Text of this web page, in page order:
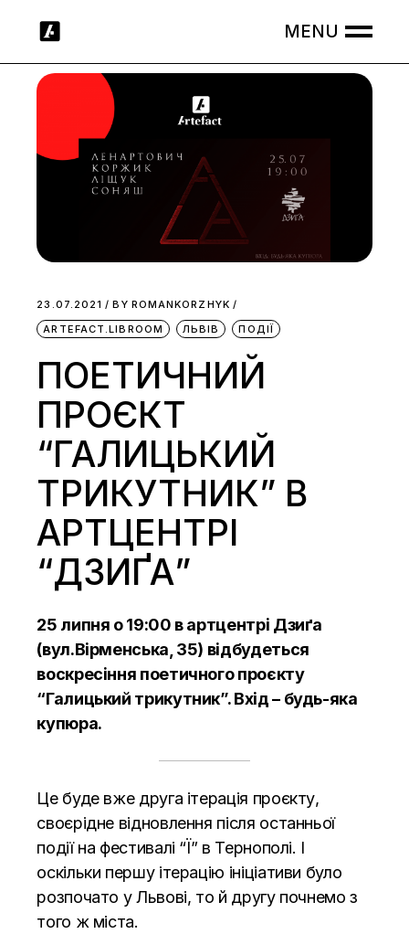
23.07.2021 BY ROMANKORZHYK
ARTEFACT.LIBROOM
ЛЬВІВ ПОДІЇ
ПОЕТИЧНИЙ
ПРОЄКТ
“ГАЛИЦЬКИЙ
ТРИКУТНИК” В
АРТЦЕНТРІ
“ДЗИҐА”
25 липня о 19:00 в артцентрі Дзиґа
(вул.Вірменська, 35) відбудеться
воскресіння поетичного проєкту
“Галицький трикутник”. Вхід – будь-яка
купюра.
Це буде вже друга ітерація проєкту,
своєрідне відновлення після останньої
події на фестивалі “Ї” в Тернополі. І
оскільки першу ітерацію ініціативи було
розпочато у Львові, то й другу почнемо з
того ж міста.